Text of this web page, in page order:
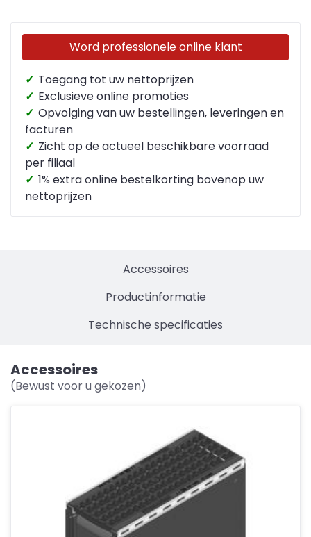
Word professionele online klant
✓ Toegang tot uw nettoprijzen
✓ Exclusieve online promoties
✓ Opvolging van uw bestellingen, leveringen en
facturen
✓ Zicht op de actueel beschikbare voorraad
per filiaal
✓ 1% extra online bestelkorting bovenop uw
nettoprijzen
Accessoires
Productinformatie
Technische specificaties
Accessoires
(Bewust voor u gekozen)